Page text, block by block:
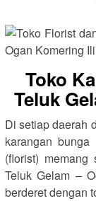
Toko
Teluk
Di setiap daerah
karangan
(florist)
Teluk Gelam –
berderet dengan